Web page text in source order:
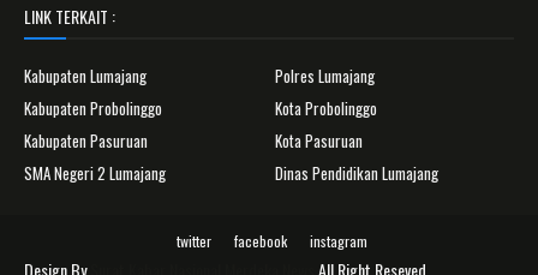
LINK TERKAIT :
Kabupaten Lumajang
Polres Lumajang
Kabupaten Probolinggo
Kota Probolinggo
Kabupaten Pasuruan
Kota Pasuruan
SMA Negeri 2 Lumajang
Dinas Pendidikan Lumajang
twitter facebook instagram